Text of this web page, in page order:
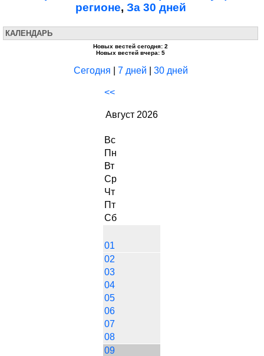
регионе, За 30 дней
КАЛЕНДАРЬ
Новых вестей сегодня: 2
Новых вестей вчера: 5
Сегодня 7 дней 30 дней
<<
Август 2026
Вс
Пн
Вт
Ср
Чт
Пт
Сб
01
02
03
04
05
06
07
08
09